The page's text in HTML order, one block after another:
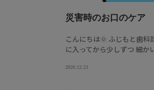
災害時のお口のケア
こんにちは🌞 ふじもと歯科
に入ってから少しずつ 細
2020.12.23